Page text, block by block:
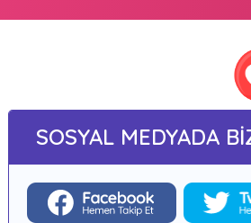
SOSYAL MEDYADA